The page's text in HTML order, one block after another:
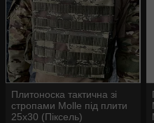
Плитоноска тактична зі
стропами Molle під плити
25х30 (Піксель)